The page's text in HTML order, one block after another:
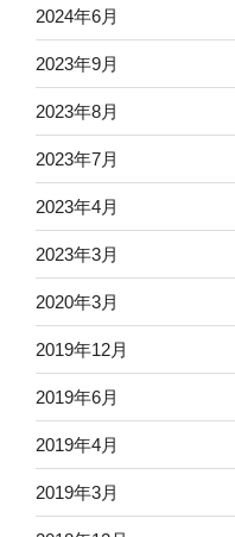
2024年6月
2023年9月
2023年8月
2023年7月
2023年4月
2023年3月
2020年3月
2019年12月
2019年6月
2019年4月
2019年3月